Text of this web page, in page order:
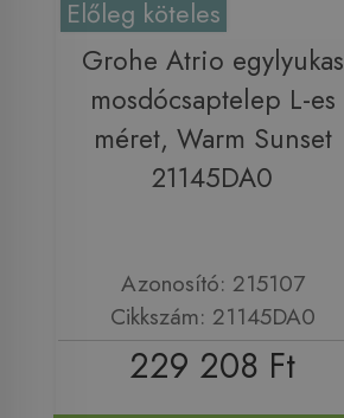
Előleg köteles
Grohe Atrio egylyukas
mosdócsaptelep L-es
méret, Warm Sunset
21145DA0
Azonosító: 215107
Cikkszám: 21145DA0
229 208 Ft